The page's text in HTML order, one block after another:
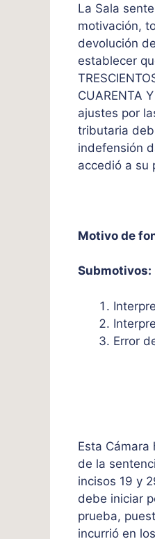
La Sala
motivación,
devolución
establecer
CUARENTA
ajustes por
tributaria
indefensión
accedió a su
Motivo de
Submotivos:
Error
Esta
de la
incisos 19 y
debe iniciar
prueba,
incurrió en